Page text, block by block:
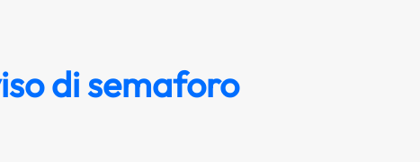
di semaforo